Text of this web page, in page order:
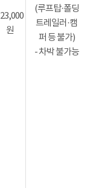
23,000
원
(루프탑·폴딩
트레일러·캠
퍼 등 불가)
- 차박 불가능